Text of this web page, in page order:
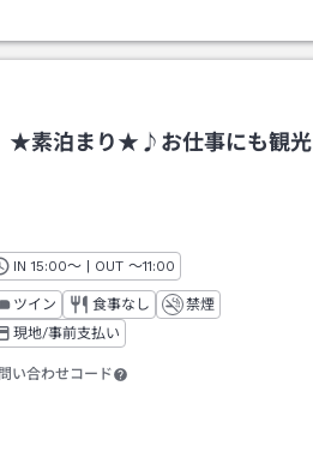
★素泊まり★♪お仕事にも観光
IN チェックイン
15:00～ | OUT チェックアウト
～11:00
ツイン 食事なし
禁煙
現地/事前支払い
い合わせコード